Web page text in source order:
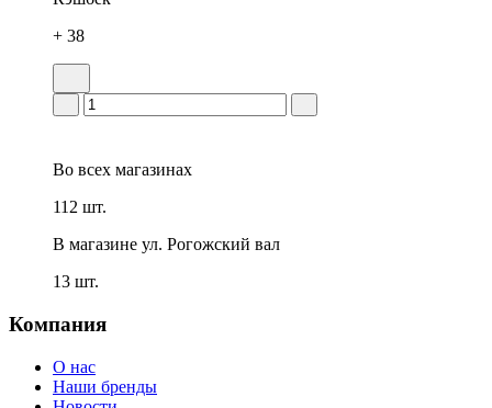
+ 38
Во всех магазинах
112 шт.
В магазине ул. Рогожский вал
13 шт.
Компания
О нас
Наши бренды